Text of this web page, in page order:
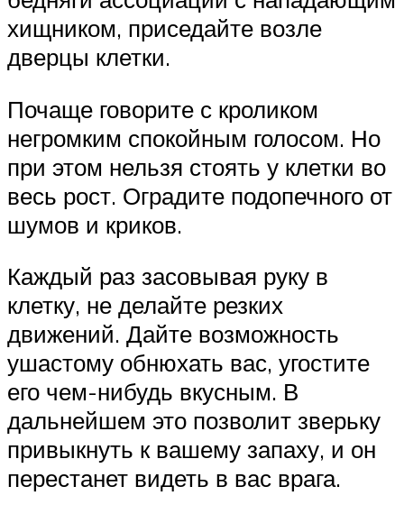
хищником, приседайте возле
дверцы клетки.
Почаще говорите с кроликом
негромким спокойным голосом. Но
при этом нельзя стоять у клетки во
весь рост. Оградите подопечного от
шумов и криков.
Каждый раз засовывая руку в
клетку, не делайте резких
движений. Дайте возможность
ушастому обнюхать вас, угостите
его чем-нибудь вкусным. В
дальнейшем это позволит зверьку
привыкнуть к вашему запаху, и он
перестанет видеть в вас врага.